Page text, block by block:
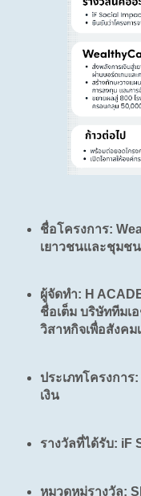
ชื่อโครงการ:
เยาวชนและชุมชน
ผู้จัดทำ: H
ชื่อเต็ม บริษัททีมเ
วิสาหกิจเพื่อสังคม
ประเภทโครงการ
เงิน
รางวัลที่ได้รับ: iF
หมวดหมู่รางวัล: